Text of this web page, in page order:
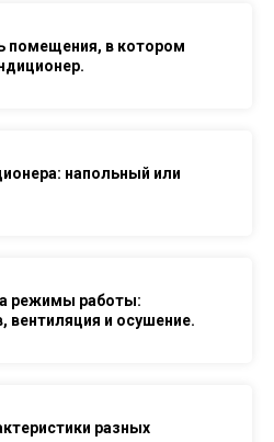
помещения, в котором
напольный или
режимы работы:
вентиляция и осушение.
разных